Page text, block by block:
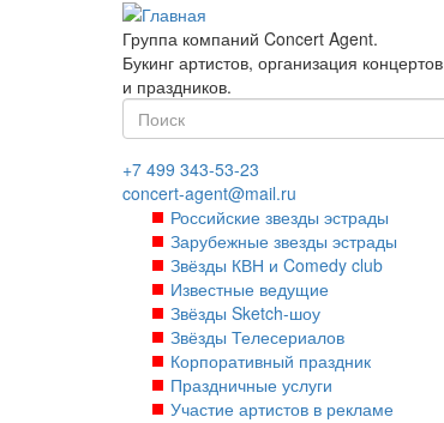
Группа компаний Concert Agent.
Букинг артистов, организация концертов
и праздников.
Форма
поиска
+7 499 343-53-23
concert-agent@mail.ru
Российские звезды эстрады
Зарубежные звезды эстрады
Звёзды КВН и Comedy club
Известные ведущие
Звёзды Sketch-шоу
Звёзды Телесериалов
Корпоративный праздник
Праздничные услуги
Участие артистов в рекламе